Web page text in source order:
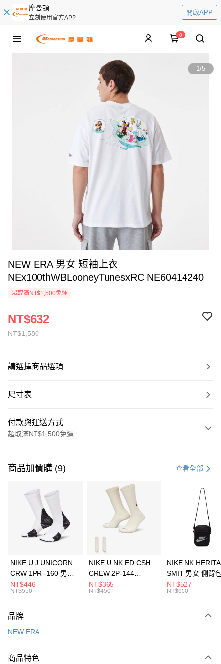
摩曼頓
立刻使用官方APP
開啟APP
0
1/5
NEW ERA 男女 短袖上衣
NEx100thWBLooneyTunesxRC NE60414240
超取滿NT$1,500免運
NT$1,580
NT$632
請選擇商品選項
尺寸表
付款與運送方式
超取滿NT$1,500免運
信用卡一次付款
3 期 0 利率 每期 21家銀行
合作金庫商業銀行
第一商業銀行
華南商業銀行
彰化商業銀行
上海商業儲蓄銀行
元大商業銀行
台灣樂天信用卡公司
Apple Pay
全盈+PAY
AFTEE先享後付
【關於「AFTEE先享後付」】
便利好安心！
３．安心：先確認商品／服務後，再付款。
運送方式
每筆NT$100，滿NT$1,500(含以上)免運費
商品加價購 (9) 查看全部
NIKE U J UNICORN
CRW 1PR -160 男女
中統襪 FZ3393100
NT$446
NT$550
NIKE U NK ED CSH
CREW 2P-144
EMBRDY 男女 短統襪
FZ3073133
NT$365
NT$450
NIKE NK
SMIT 男女 側背
BA5871010
NT$527
NT$650
品牌
NEW ERA
商品特色